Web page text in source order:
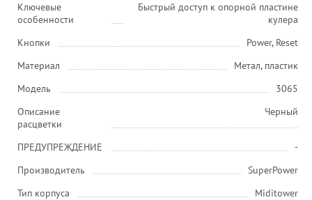
Ключевые
особенности
Быстрый доступ к опорной пластине
кулера
Кнопки
Power, Reset
Материал
Метал, пластик
Модель
3065
Описание
расцветки
Черный
ПРЕДУПРЕЖДЕНИЕ
-
Производитель
SuperPower
Тип корпуса
Miditower